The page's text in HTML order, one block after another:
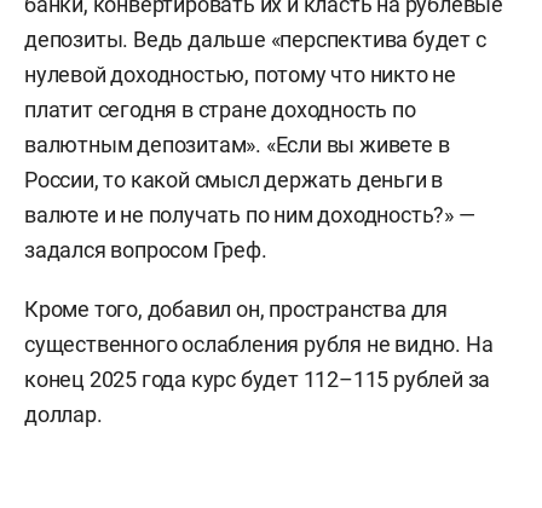
депозиты. Ведь дальше «перспектива будет с
нулевой доходностью, потому что никто не
платит сегодня в стране доходность по
валютным депозитам». «Если вы живете в
России, то какой смысл держать деньги в
валюте и не получать по ним доходность?» —
задался вопросом Греф.
Кроме того, добавил он, пространства для
существенного ослабления рубля не видно. На
конец 2025 года курс будет 112–115 рублей за
доллар.